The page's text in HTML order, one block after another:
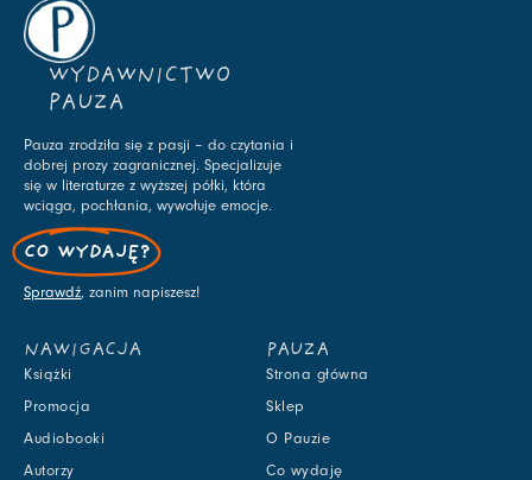
WYDAWNICTWO
PAUZA
Pauza zrodziła się z pasji – do czytania i
dobrej prozy zagranicznej. Specjalizuje
się w literaturze z wyższej półki, która
wciąga, pochłania, wywołuje emocje.
CO WYDAJĘ?
Sprawdź, zanim napiszesz!
NAWIGACJA
Książki
Promocja
Audiobooki
Autorzy
PAUZA
Strona główna
Sklep
O Pauzie
Co wydaję